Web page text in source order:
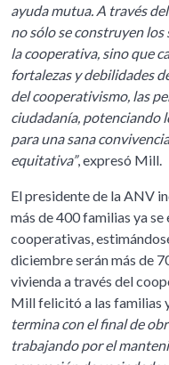
ayuda mutua. A través
no sólo se construyen
la cooperativa, sino que
fortalezas y debilidades
del cooperativismo, las
ciudadanía, potenciando
para una sana
equitativa”, expresó Mill.
El presidente de la ANV
más de 400 familias ya
cooperativas,
diciembre serán más de
vivienda a través del
Mill felicitó a las familias
termina con el final de
trabajando por el